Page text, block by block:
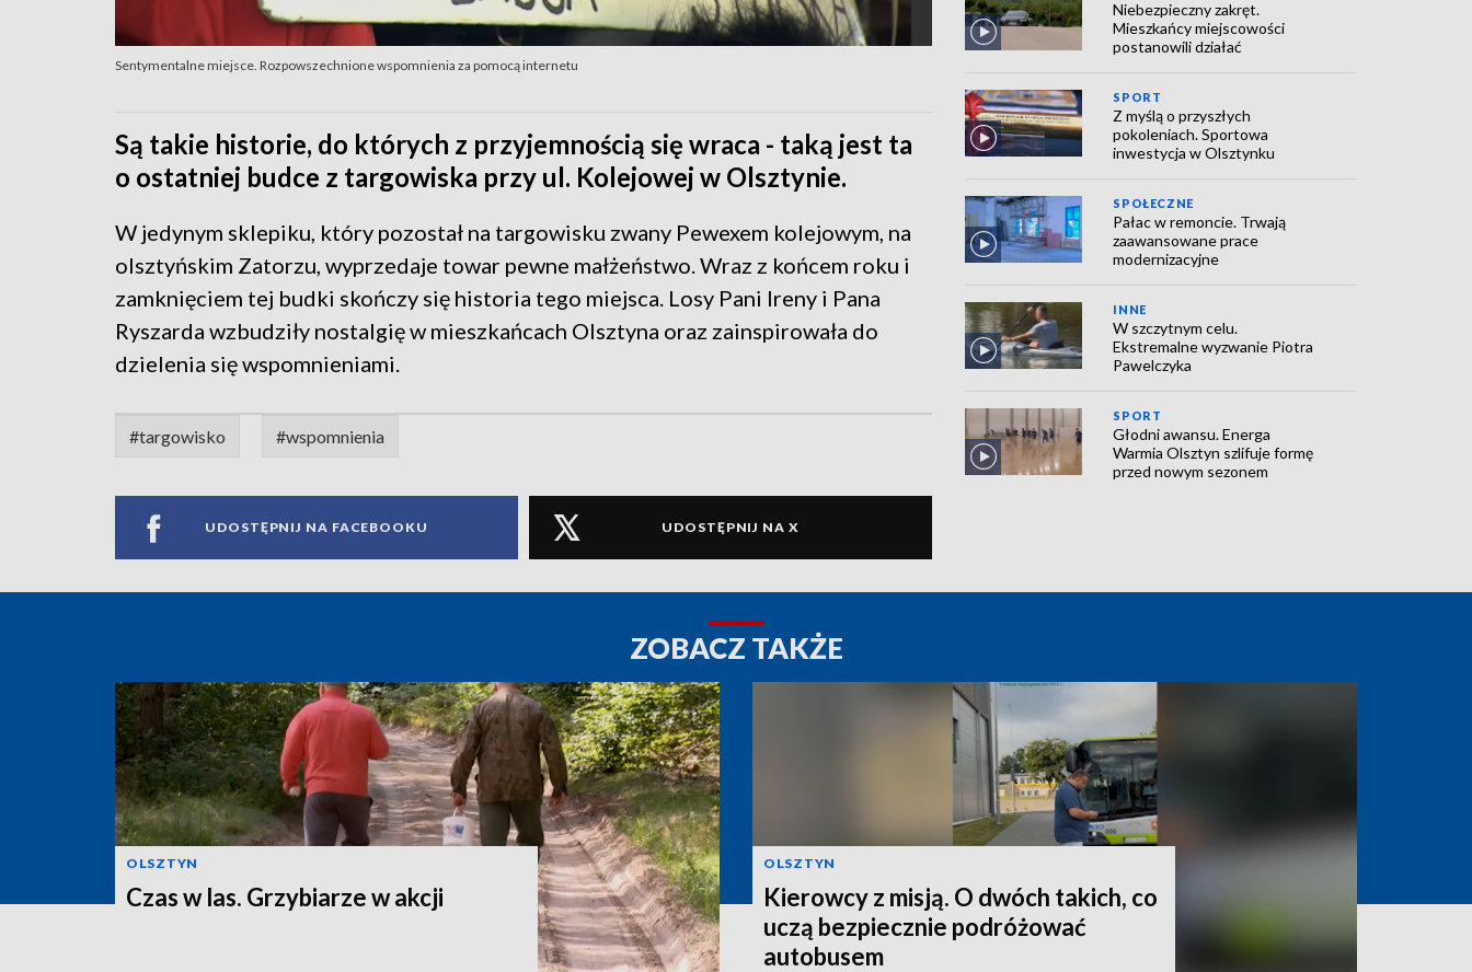
Sentymentalne miejsce. Rozpowszechnione wspomnienia za pomocą internetu
Są takie historie, do których z przyjemnością się wraca - taką jest ta
o ostatniej budce z targowiska przy ul. Kolejowej w Olsztynie.
W jedynym sklepiku, który pozostał na targowisku zwany Pewexem kolejowym, na
olsztyńskim Zatorzu, wyprzedaje towar pewne małżeństwo. Wraz z końcem roku i
zamknięciem tej budki skończy się historia tego miejsca. Losy Pani Ireny i Pana
Ryszarda wzbudziły nostalgię w mieszkańcach Olsztyna oraz zainspirowała do
dzielenia się wspomnieniami.
#targowisko #wspomnienia
UDOSTĘPNIJ NA FACEBOOKU UDOSTĘPNIJ NA X
Niebezpieczny zakręt.
Mieszkańcy miejscowości
postanowili działać
SPORT
Z myślą o przyszłych
pokoleniach. Sportowa
inwestycja w Olsztynku
SPOŁECZNE
Pałac w remoncie. Trwają
zaawansowane prace
modernizacyjne
INNE
W szczytnym celu.
Ekstremalne wyzwanie Piotra
Pawelczyka
SPORT
Głodni awansu. Energa
Warmia Olsztyn szlifuje formę
przed nowym sezonem
ZOBACZ TAKŻE
OLSZTYN
Czas w las. Grzybiarze w akcji
OLSZTYN
Kierowcy z misją. O dwóch takich, co
uczą bezpiecznie podróżować
autobusem